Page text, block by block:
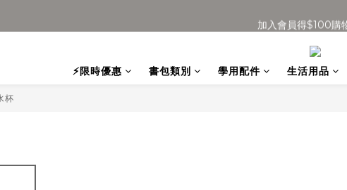
全館滿$699免運
⚡限時優惠
書包類別 學用配件 生活用品
杯